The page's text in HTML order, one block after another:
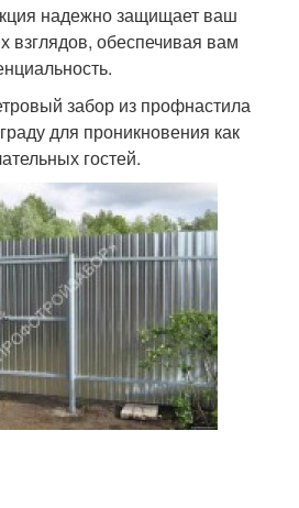
надежно защищает ваш
взглядов, обеспечивая вам
забор из профнастила
для проникновения как
гостей.